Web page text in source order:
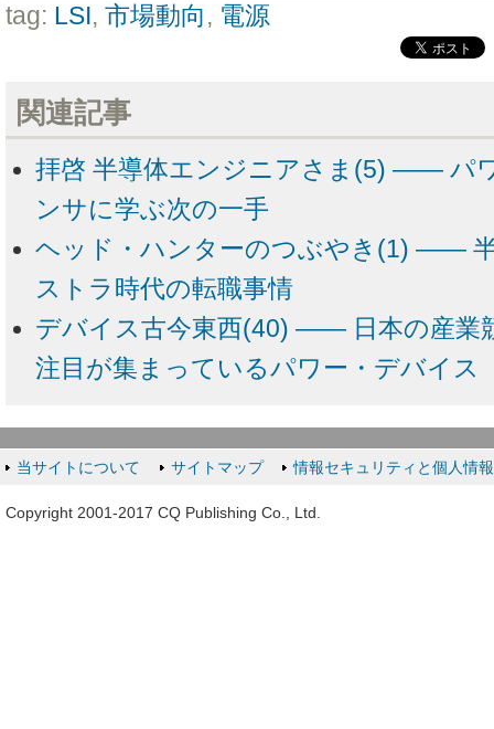
tag: LSI, 市場動向 , 電源
関連記事
拝啓 半導体エンジニアさま(5) ―― パ
ンサに学ぶ次の一手
ヘッド・ハンターのつぶやき(1) ――
ストラ時代の転職事情
デバイス古今東西(40) ―― 日本の産業
注目が集まっているパワー・デバイス
当サイトについて サイトマップ 情報セキュリティと個人情
Copyright 2001-2017 CQ Publishing Co., Ltd.